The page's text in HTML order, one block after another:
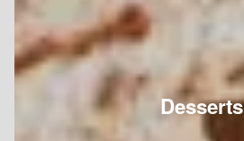
Desserts